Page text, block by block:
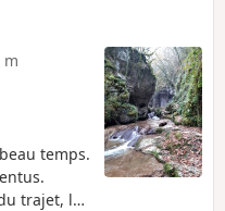
m
temps.
trajet, le